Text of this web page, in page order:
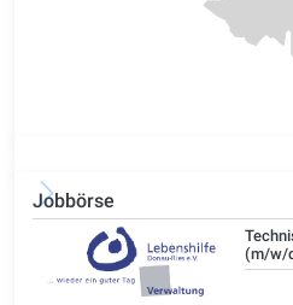
Jobbörse
(m/w/